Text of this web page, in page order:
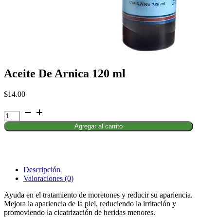
Aceite De Arnica 120 ml
$14.00
Aceite
De
Arnica
Agregar al carrito
Descripción
Valoraciones (0)
Ayuda en el tratamiento de moretones y reducir su apariencia.
Mejora la apariencia de la piel, reduciendo la irritación y
promoviendo la cicatrización de heridas menores.